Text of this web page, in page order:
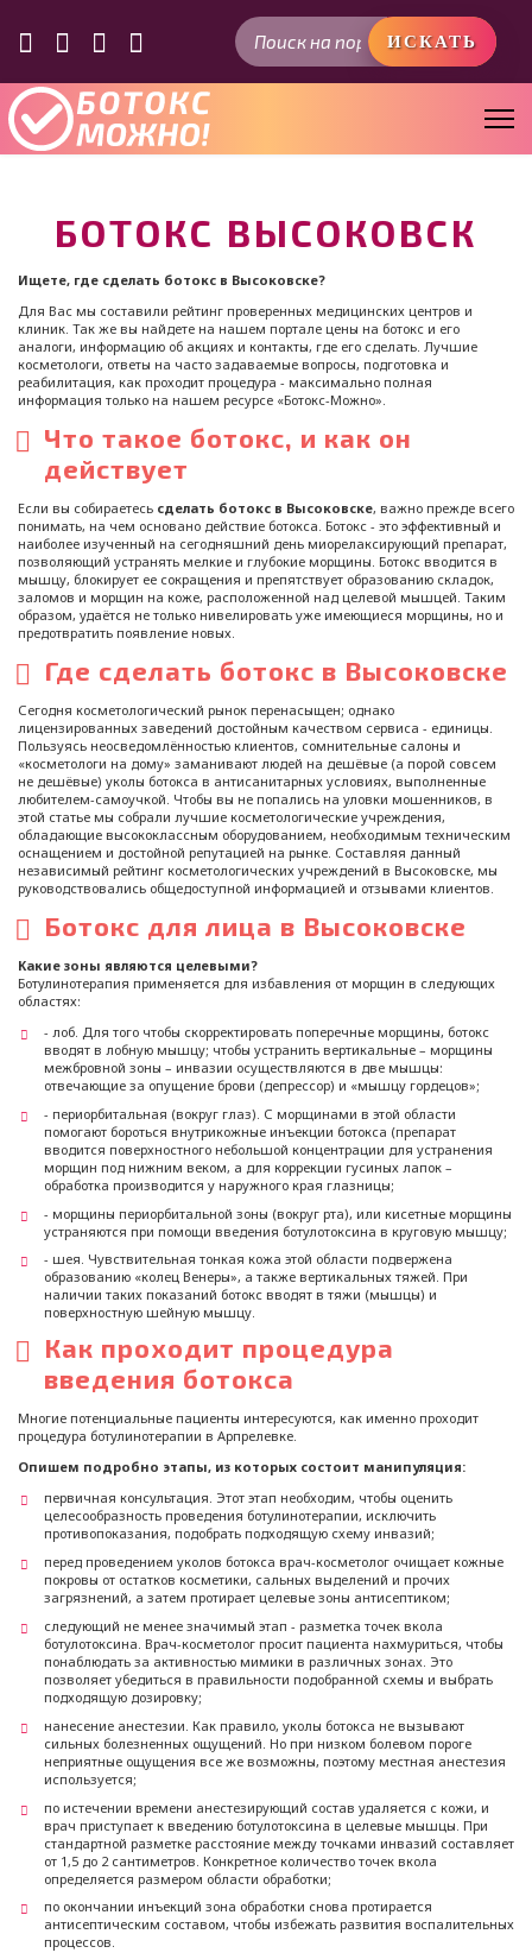
Искать...
ИСКАТЬ
БОТОКС ВЫСОКОВСК
Ищете, где сделать ботокс в Высоковске?
Для Вас мы составили рейтинг проверенных медицинских центров и
клиник. Так же вы найдете на нашем портале цены на ботокс и его
аналоги, информацию об акциях и контакты, где его сделать. Лучшие
косметологи, ответы на часто задаваемые вопросы, подготовка и
реабилитация, как проходит процедура - максимально полная
информация только на нашем ресурсе «Ботокс-Можно».
Что такое ботокс, и как он
действует
Если вы собираетесь сделать ботокс в Высоковске, важно прежде всего
понимать, на чем основано действие ботокса. Ботокс - это эффективный и
наиболее изученный на сегодняшний день миорелаксирующий препарат,
позволяющий устранять мелкие и глубокие морщины. Ботокс вводится в
мышцу, блокирует ее сокращения и препятствует образованию складок,
заломов и морщин на коже, расположенной над целевой мышцей. Таким
образом, удаётся не только нивелировать уже имеющиеся морщины, но и
предотвратить появление новых.
Где сделать ботокс в Высоковске
Сегодня косметологический рынок перенасыщен; однако
лицензированных заведений достойным качеством сервиса - единицы.
Пользуясь неосведомлённостью клиентов, сомнительные салоны и
«косметологи на дому» заманивают людей на дешёвые (а порой совсем
не дешёвые) уколы ботокса в антисанитарных условиях, выполненные
любителем-самоучкой. Чтобы вы не попались на уловки мошенников, в
этой статье мы собрали лучшие косметологические учреждения,
обладающие высококлассным оборудованием, необходимым техническим
оснащением и достойной репутацией на рынке. Составляя данный
независимый рейтинг косметологических учреждений в Высоковске, мы
руководствовались общедоступной информацией и отзывами клиентов.
Ботокс для лица в Высоковске
Какие зоны являются целевыми?
Ботулинотерапия применяется для избавления от морщин в следующих
областях:
- лоб. Для того чтобы скорректировать поперечные морщины, ботокс
вводят в лобную мышцу; чтобы устранить вертикальные – морщины
межбровной зоны – инвазии осуществляются в две мышцы:
отвечающие за опущение брови (депрессор) и «мышцу гордецов»;
- периорбитальная (вокруг глаз). С морщинами в этой области
помогают бороться внутрикожные инъекции ботокса (препарат
вводится поверхностного небольшой концентрации для устранения
морщин под нижним веком, а для коррекции гусиных лапок –
обработка производится у наружного края глазницы;
- морщины периорбитальной зоны (вокруг рта), или кисетные морщины
устраняются при помощи введения ботулотоксина в круговую мышцу;
- шея. Чувствительная тонкая кожа этой области подвержена
образованию «колец Венеры», а также вертикальных тяжей. При
наличии таких показаний ботокс вводят в тяжи (мышцы) и
поверхностную шейную мышцу.
Как проходит процедура
введения ботокса
Многие потенциальные пациенты интересуются, как именно проходит
процедура ботулинотерапии в Арпрелевке.
Опишем подробно этапы, из которых состоит манипуляция:
первичная консультация. Этот этап необходим, чтобы оценить
целесообразность проведения ботулинотерапии, исключить
противопоказания, подобрать подходящую схему инвазий;
перед проведением уколов ботокса врач-косметолог очищает кожные
покровы от остатков косметики, сальных выделений и прочих
загрязнений, а затем протирает целевые зоны антисептиком;
следующий не менее значимый этап - разметка точек вкола
ботулотоксина. Врач-косметолог просит пациента нахмуриться, чтобы
понаблюдать за активностью мимики в различных зонах. Это
позволяет убедиться в правильности подобранной схемы и выбрать
подходящую дозировку;
нанесение анестезии. Как правило, уколы ботокса не вызывают
сильных болезненных ощущений. Но при низком болевом пороге
неприятные ощущения все же возможны, поэтому местная анестезия
используется;
по истечении времени анестезирующий состав удаляется с кожи, и
врач приступает к введению ботулотоксина в целевые мышцы. При
стандартной разметке расстояние между точками инвазий составляет
от 1,5 до 2 сантиметров. Конкретное количество точек вкола
определяется размером области обработки;
по окончании инъекций зона обработки снова протирается
антисептическим составом, чтобы избежать развития воспалительных
процессов.